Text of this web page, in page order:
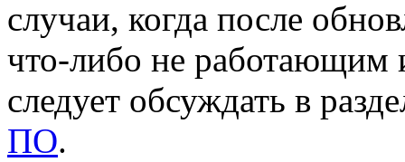
случаи, когда после
что-либо не работающим
следует обсуждать в
ПО.